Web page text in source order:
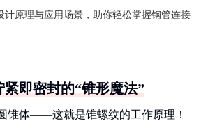
计原理与应用场景，助你轻松掌握钢管连接
即密封的“锥形魔法”
锥体——这就是锥螺纹的工作原理！